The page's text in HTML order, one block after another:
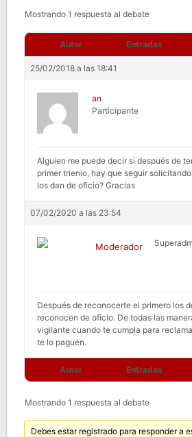
Mostrando 1 respuesta al debate
Autor Entradas
25/02/2018 a las 18:41
an
Participante
Alguien me puede decir si después de
primer trienio, hay que seguir
los dan de oficio? Gracias
07/02/2020 a las 23:54
Moderador
Después de reconocerte el primero los
reconocen de oficio. De todas las
vigilante cuando te cumpla para
te lo paguen.
Autor Entradas
Mostrando 1 respuesta al debate
Debes estar registrado para responder a